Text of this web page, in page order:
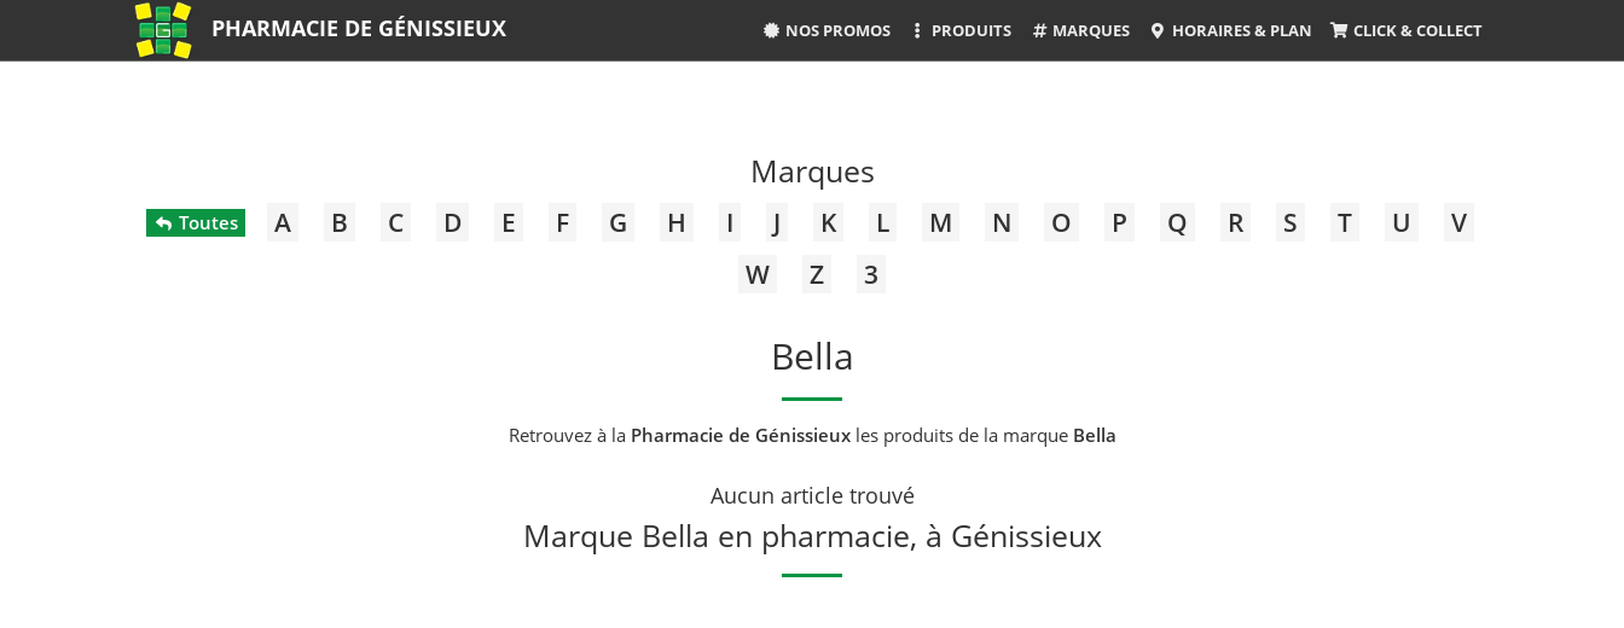
PHARMACIE DE GÉNISSIEUX NOS PROMOS PRODUITS MARQUES HORAIRES & PLAN CLICK & COLLECT
Marques
Toutes A B C D E F G H I J K L M N O P Q R S T U
V
W
Z 3
Bella
Retrouvez à la Pharmacie de Génissieuxles produits de la marque Bella
Aucun article trouvé
Marque Bella en pharmacie, à Génissieux